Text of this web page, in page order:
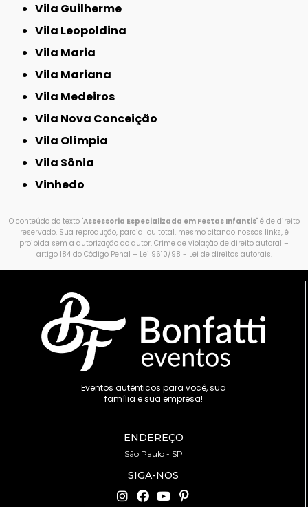
Vila Guilherme
Vila Leopoldina
Vila Maria
Vila Mariana
Vila Medeiros
Vila Nova Conceição
Vila Olímpia
Vila Sônia
Vinhedo
O conteúdo do texto "Assessoria Especializada em Festas Infantis" é de direito
reservado. Sua reprodução, parcial ou total, mesmo citando nossos links, é
proibida sem a autorização do autor. Crime de violação de direito autoral –
artigo 184 do Código Penal – Lei 9610/98 - Lei de direitos autorais.
Eventos autênticos para você, sua
família e sua empresa!
ENDEREÇO
São Paulo - SP
SIGA-NOS